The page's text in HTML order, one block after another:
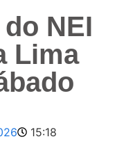
NEI
Lima
15:18